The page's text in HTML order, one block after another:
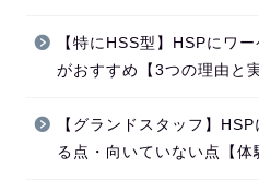
【特にHSS型】HSPにワ
がおすすめ【3つの理由と
【グランドスタッフ】
る点・向いていない点【体